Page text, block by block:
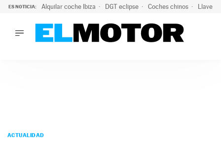
ES NOTICIA: Alquilar coche Ibiza DGT eclipse Coches chinos Llaves
PODCAST
ACTUALIDAD